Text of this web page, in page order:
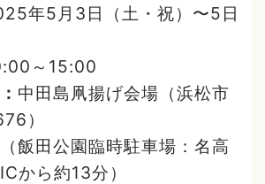
年5月3日（土・祝）〜5日
～15:00
中田島凧揚げ会場（浜松市
）
飯田公園臨時駐車場：名高
から約13分）